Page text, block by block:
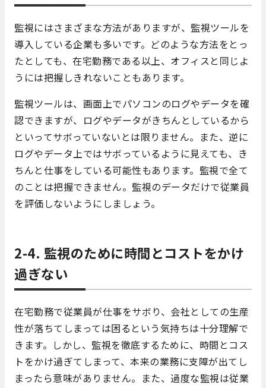
監視にはさまざまな方法がありますが、監視ツールを
導入している企業も多いです。どのような方法をとっ
たとしても、在宅勤務である以上、オフィスと同じよ
うには把握しきれないこともあります。
監視ツールは、画面上でパソコンのログやデータを確
認できますが、ログやデータがきちんとしているから
といってサボっていないとは限りません。また、逆に
ログやデータ上ではサボっているように見えても、き
ちんと仕事をしている可能性もあります。監視で全て
のことは把握できません。監視のデータだけで従業員
を評価しないようにしましょう。
2-4. 監視のために時間とコストをかけ
過ぎない
在宅勤務で従業員が仕事をサボり、会社としての生産
性が落ちてしまっては困るという気持ちは十分理解で
きます。しかし、監視を徹底するために、時間とコス
トをかけ過ぎてしまって、本来の業務に支障が出てし
まったら意味がありません。また、過度な監視は従業